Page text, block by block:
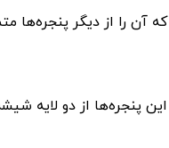
آن را از دیگر
پنجره‌ها از دو لایه